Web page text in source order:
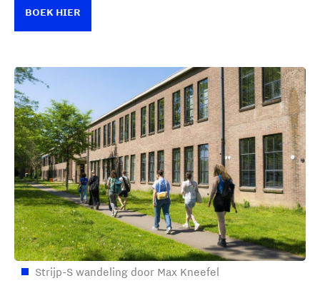
BOEK HIER
Strijp-S wandeling door Max Kneefel